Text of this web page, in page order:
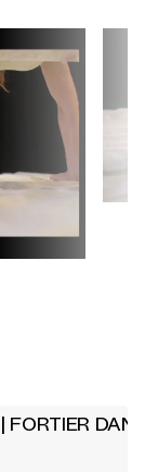
FORTIER